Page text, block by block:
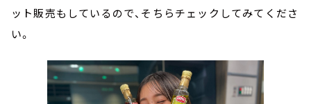
ット販売もしているので、そちらチェックしてみてくださ
い。